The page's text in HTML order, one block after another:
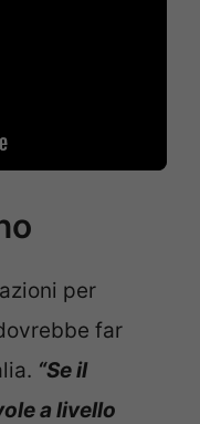
per
far
“Se il
a livello